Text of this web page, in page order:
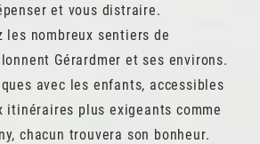
et vous distraire.
les nombreux sentiers de
Gérardmer et ses environs.
avec les enfants, accessibles
itinéraires plus exigeants comme
chacun trouvera son bonheur.